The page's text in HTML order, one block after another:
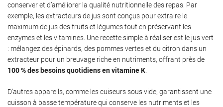
conserver et d’améliorer la qualité nutritionnelle des repas. Par
exemple, les extracteurs de jus sont conçus pour extraire le
maximum de jus des fruits et légumes tout en préservant les
enzymes et les vitamines. Une recette simple à réaliser est le jus vert
: mélangez des épinards, des pommes vertes et du citron dans un
extracteur pour un breuvage riche en nutriments, offrant près de
100 % des besoins quotidiens en vitamine K
D’autres appareils, comme les cuiseurs sous vide, garantissent une
cuisson à basse température qui conserve les nutriments et les